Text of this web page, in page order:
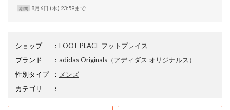
期間 8月6日 (木) 23:59まで
ショップ ： FOOT PLACE フットプレイス
ブランド
： adidas Originals（アディダス オリジナルス）
性別タイプ
： メンズ
カテゴリ
：